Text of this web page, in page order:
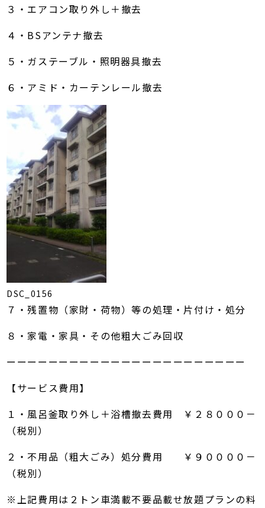
３・エアコン取り外し＋撤去
４・BSアンテナ撤去
５・ガステーブル・照明器具撤去
６・アミド・カーテンレール撤去
DSC_0156
７・残置物（家財・荷物）等の処理・片付け・処分
８・家電・家具・その他粗大ごみ回収
ーーーーーーーーーーーーーーーーーーーーーーー
【サービス費用】
１・風呂釜取り外し＋浴槽撤去費用 ￥２８０００－
（税別）
２・不用品（粗大ごみ）処分費用 ￥９００００－
（税別）
※上記費用は２トン車満載不要品載せ放題プランの料